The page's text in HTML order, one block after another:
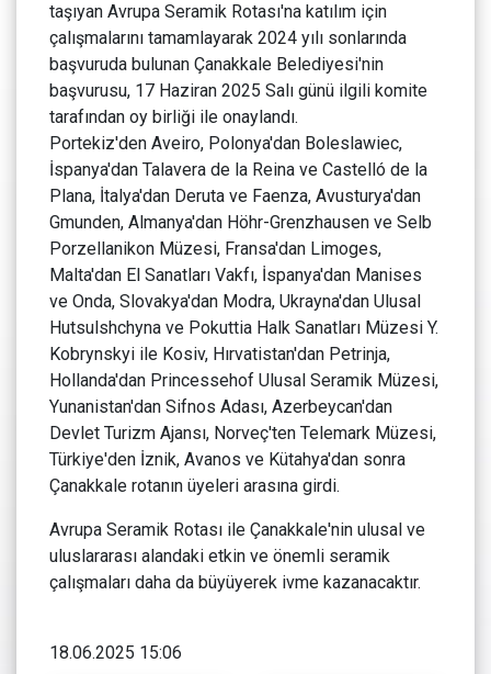
taşıyan Avrupa Seramik Rotası'na katılım için
çalışmalarını tamamlayarak 2024 yılı sonlarında
başvuruda bulunan Çanakkale Belediyesi'nin
başvurusu, 17 Haziran 2025 Salı günü ilgili komite
tarafından oy birliği ile onaylandı.
Portekiz'den Aveiro, Polonya'dan Boleslawiec,
İspanya'dan Talavera de la Reina ve Castelló de la
Plana, İtalya'dan Deruta ve Faenza, Avusturya'dan
Gmunden, Almanya'dan Höhr-Grenzhausen ve Selb
Porzellanikon Müzesi, Fransa'dan Limoges,
Malta'dan El Sanatları Vakfı, İspanya'dan Manises
ve Onda, Slovakya'dan Modra, Ukrayna'dan Ulusal
Hutsulshchyna ve Pokuttia Halk Sanatları Müzesi Y.
Kobrynskyi ile Kosiv, Hırvatistan'dan Petrinja,
Hollanda'dan Princessehof Ulusal Seramik Müzesi,
Yunanistan'dan Sifnos Adası, Azerbeycan'dan
Devlet Turizm Ajansı, Norveç'ten Telemark Müzesi,
Türkiye'den İznik, Avanos ve Kütahya'dan sonra
Çanakkale rotanın üyeleri arasına girdi.
Avrupa Seramik Rotası ile Çanakkale'nin ulusal ve
uluslararası alandaki etkin ve önemli seramik
çalışmaları daha da büyüyerek ivme kazanacaktır.
18.06.2025 15:06